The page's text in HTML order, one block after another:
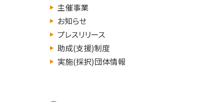
主催事業
お知らせ
プレスリリース
助成(支援)制度
実施(採択)団体情報